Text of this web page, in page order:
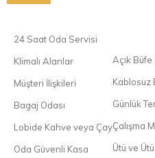
24 Saat Oda Servisi
Klimalı Alanlar
Müşteri İlişkileri
Bagaj Odası
Lobide Kahve veya Çay
Oda Güvenli Kasa
Açık Büfe
Kablosuz
Günlük
Çalışma
Ütü ve